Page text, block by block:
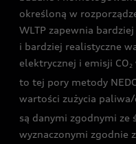
określoną w
WLTP zapewnia
i bardziej realistyczne
elektrycznej i emisji CO2
to tej pory metody
wartości zużycia
są danymi zgodnymi
wyznaczonymi zgodnie